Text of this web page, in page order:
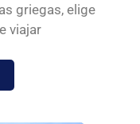
griegas, elige
viajar